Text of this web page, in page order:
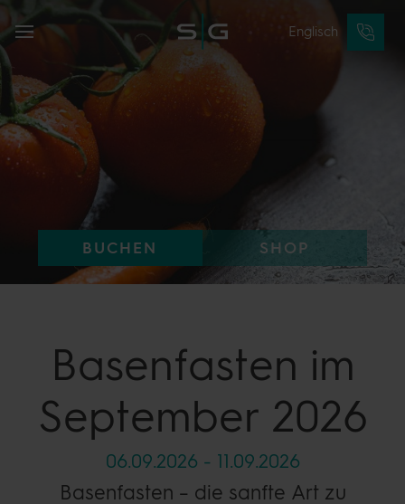
Englisch
BUCHEN SHOP
Basenfasten im
September 2026
06.09.2026 - 11.09.2026
Basenfasten – die sanfte Art zu